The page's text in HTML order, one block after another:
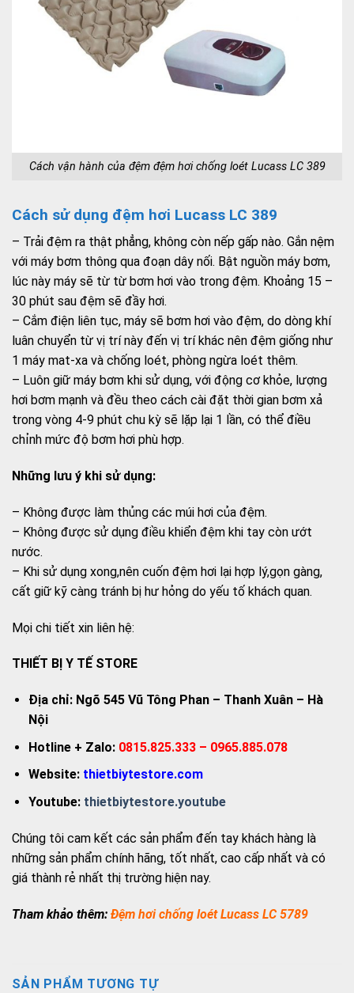
Cách vận hành của đệm đệm hơi chống loét Lucass LC 389
Cách sử dụng đệm hơi Lucass LC 389
– Trải đệm ra thật phẳng, không còn nếp gấp nào. Gắn nệm
với máy bơm thông qua đoạn dây nối. Bật nguồn máy bơm,
lúc này máy sẽ từ từ bơm hơi vào trong đệm. Khoảng 15 –
30 phút sau đệm sẽ đầy hơi.
– Cắm điện liên tục, máy sẽ bơm hơi vào đệm, do dòng khí
luân chuyển từ vị trí này đến vị trí khác nên đệm giống như
1 máy mat-xa và chống loét, phòng ngừa loét thêm.
– Luôn giữ máy bơm khi sử dụng, với động cơ khỏe, lượng
hơi bơm mạnh và đều theo cách cài đặt thời gian bơm xả
trong vòng 4-9 phút chu kỳ sẽ lặp lại 1 lần, có thể điều
chỉnh mức độ bơm hơi phù hợp.
Những lưu ý khi sử dụng:
– Không được làm thủng các múi hơi của đệm.
– Không được sử dụng điều khiển đệm khi tay còn ướt
nước.
– Khi sử dụng xong,nên cuốn đệm hơi lại hợp lý,gọn gàng,
cất giữ kỹ càng tránh bị hư hỏng do yếu tố khách quan.
Mọi chi tiết xin liên hệ:
THIẾT BỊ Y TẾ STORE
Địa chỉ: Ngõ 545 Vũ Tông Phan – Thanh Xuân – Hà
Nội
Hotline + Zalo: 0815.825.333 – 0965.885.078
Website: thietbiytestore.com
Youtube:thietbiytestore.youtube
Chúng tôi cam kết các sản phẩm đến tay khách hàng là
những sản phẩm chính hãng, tốt nhất, cao cấp nhất và có
giá thành rẻ nhất thị trường hiện nay.
Tham khảo thêm: Đệm hơi chống loét Lucass LC 5789
SẢN PHẨM TƯƠNG TỰ